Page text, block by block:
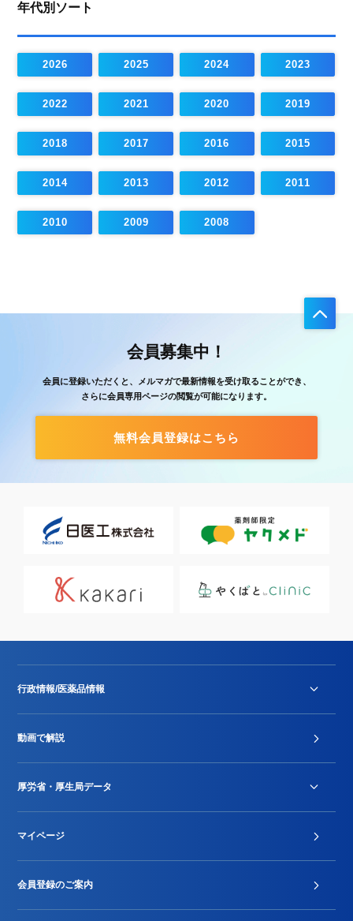
年代別ソート
2026 2025 2024 2023
2022 2021 2020 2019
2018 2017 2016 2015
2014 2013 2012 2011
2010 2009 2008
会員募集中！
会員に登録いただくと、メルマガで最新情報を受け取ることができ、
さらに会員専用ページの閲覧が可能になります。
無料会員登録はこちら
行政情報/医薬品情報
Stu-GEレポート
動画で解説
厚労省・厚生局データ
2024年度新設項目届出状況
マイページ
会員登録のご案内